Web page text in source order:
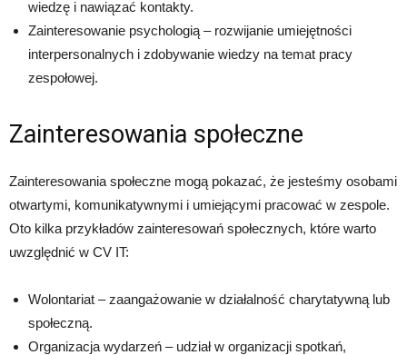
wiedzę i nawiązać kontakty.
Zainteresowanie psychologią – rozwijanie umiejętności
interpersonalnych i zdobywanie wiedzy na temat pracy
zespołowej.
Zainteresowania społeczne
Zainteresowania społeczne mogą pokazać, że jesteśmy osobami
otwartymi, komunikatywnymi i umiejącymi pracować w zespole.
Oto kilka przykładów zainteresowań społecznych, które warto
uwzględnić w CV IT:
Wolontariat – zaangażowanie w działalność charytatywną lub
społeczną.
Organizacja wydarzeń – udział w organizacji spotkań,